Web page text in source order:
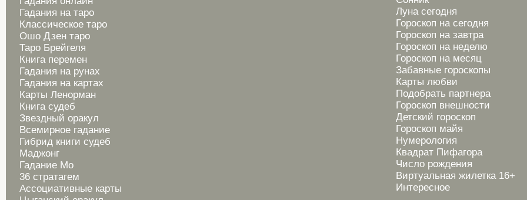
Гадания на таро
Классическое таро
Ошо Дзен таро
Таро Брейгеля
Книга перемен
Гадания на рунах
Гадания на картах
Карты Ленорман
Книга судеб
Звездный оракул
Всемирное гадание
Гибрид книги судеб
Маджонг
Гадание Мо
36 стратагем
Ассоциативные карты
Луна сегодня
Гороскоп на сегодня
Гороскоп на завтра
Гороскоп на неделю
Гороскоп на месяц
Забавные гороскопы
Карты любви
Подобрать партнера
Гороскоп внешности
Детский гороскоп
Гороскоп майя
Нумерология
Квадрат Пифагора
Число рождения
Виртуальная жилетка 16+
Интересное